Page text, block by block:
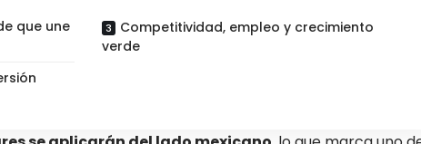
que une
Competitividad, empleo y crecimiento
verde